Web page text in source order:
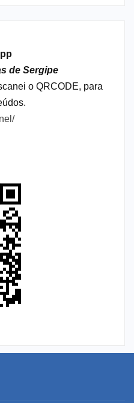
de Sergipe
o QRCODE, para